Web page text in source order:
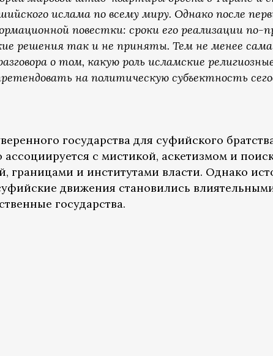
ислама по всему миру. Однако после
повестки: сроки его реализации по-
решения так и не приняты. Тем не менее
о том, какую роль исламские
на политическую субъектность
государства для суфийского
с мистикой, аскетизмом и
границами и институтами власти. Однако
движения становились
государства.